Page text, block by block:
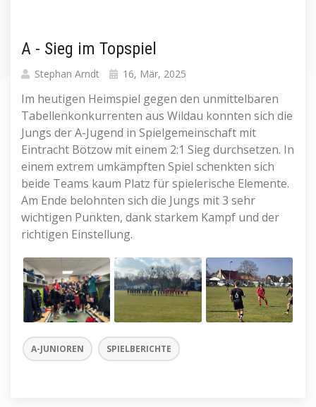
A - Sieg im Topspiel
Stephan Arndt 16, Mär, 2025
Im heutigen Heimspiel gegen den unmittelbaren
Tabellenkonkurrenten aus Wildau konnten sich die
Jungs der A-Jugend in Spielgemeinschaft mit
Eintracht Bötzow mit einem 2:1 Sieg durchsetzen. In
einem extrem umkämpften Spiel schenkten sich
beide Teams kaum Platz für spielerische Elemente.
Am Ende belohnten sich die Jungs mit 3 sehr
wichtigen Punkten, dank starkem Kampf und der
richtigen Einstellung.
A-JUNIOREN SPIELBERICHTE